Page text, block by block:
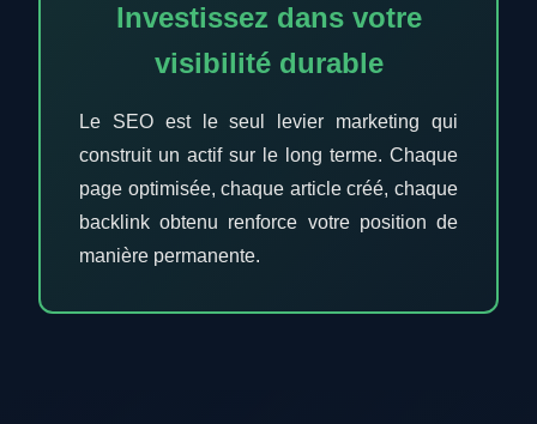
Investissez dans votre
visibilité durable
Le SEO est le seul levier marketing qui
construit un actif sur le long terme. Chaque
page optimisée, chaque article créé, chaque
backlink obtenu renforce votre position de
manière permanente.